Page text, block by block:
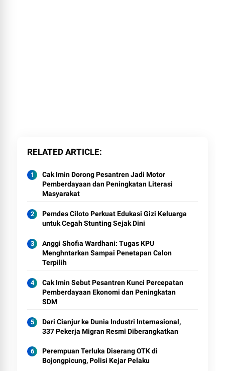
RELATED ARTICLE
Cak Imin Dorong Pesantren Jadi Motor
Pemberdayaan dan Peningkatan Literasi
Masyarakat
Pemdes Ciloto Perkuat Edukasi Gizi Keluarga
untuk Cegah Stunting Sejak Dini
Anggi Shofia Wardhani: Tugas KPU
Menghntarkan Sampai Penetapan Calon
Terpilih
Cak Imin Sebut Pesantren Kunci Percepatan
Pemberdayaan Ekonomi dan Peningkatan
SDM
Dari Cianjur ke Dunia Industri Internasional,
337 Pekerja Migran Resmi Diberangkatkan
Perempuan Terluka Diserang OTK di
Bojongpicung, Polisi Kejar Pelaku